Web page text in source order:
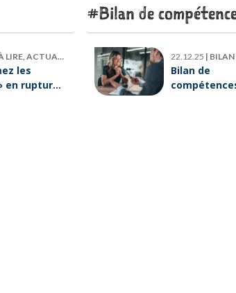
LIRE, ACTUALITÉ
les
en rupture
Bilan de
22.12.25 | BILAN DE
Bilan de